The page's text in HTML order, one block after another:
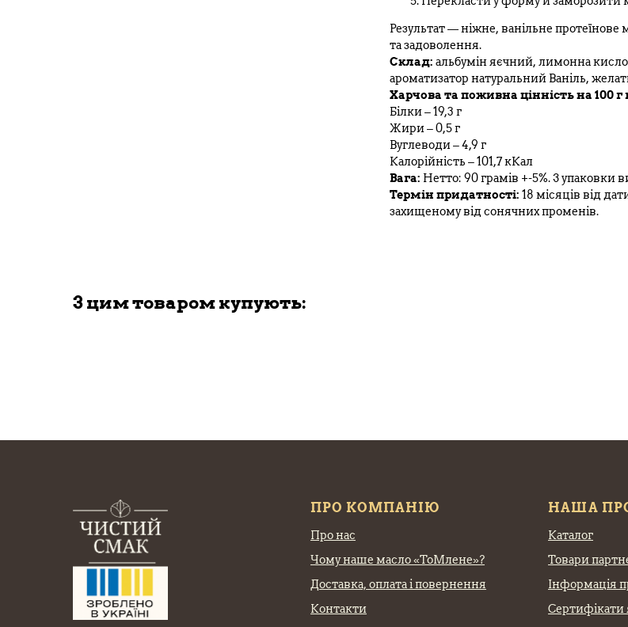
Результат — ніжне, ванільне протеїнове
та задоволення.
Склад: альбумін яєчний, лимонна
ароматизатор натуральний Ваніль,
Харчова та поживна цінність на 100 г
Білки – 19,3 г
Жири – 0,5 г
Вуглеводи – 4,9 г
Калорійність – 101,7 кКал
Вага: Нетто: 90 грамів +-5%. З упаковки
Термін придатності: 18 місяців від
захищеному від сонячних променів.
З цим товаром купують:
ПРО КОМПАНІЮ
Про нас
Чому наше масло «ТоМлене»?
Доставка, оплатаі повернення
Контакти
НАША
Каталог
Товари
Інформація
Сертифікати